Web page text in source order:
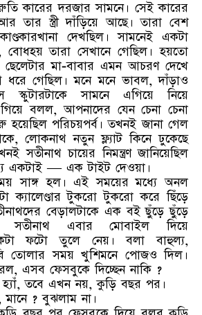
কারের দরজার সামনে। সেই কারের
তার স্ত্রী দাঁড়িয়ে আছে। তারা বেশ
দেখছিল। সামনেই একটা
বোধহয় তারা সেখানে গেছিল। হয়তো
মা-বাবার এমন আচরণ দেখে
ধরে গেছিল। মনে মনে ভাবল, দাঁড়াও
স্কুটারটাকে সামনে এগিয়ে নিয়ে
বলল, আপনাদের যেন চেনা চেনা
হয়েছিল পরিচয়পর্ব। তখনই জানা গেল
লোকনাথ নতুন ফ্ল্যাট কিনে ঢুকেছে
সতীনাথ চায়ের নিমন্ত্রণ জানিয়েছিল
একটাই — এক টাইট দেওয়া।
সাঙ্গ হল। এই সময়ের মধ্যে অনল
ক্যালেণ্ডার টুকরো টুকরো করে ছিঁড়ে
বেড়ালটাকে এক বই ছুঁড়ে ছুঁড়ে
সতীনাথ এবার মোবাইল দিয়ে
ফটো তুলে নেয়। বলা বাহুল্য,
তোলার সময় খুশিমনে পোজও দিল।
এসব ফেসবুকে দিচ্ছেন নাকি ?
হ্যাঁ, তবে এখন নয়, কুড়ি বছর পর।
? বুঝলাম না।